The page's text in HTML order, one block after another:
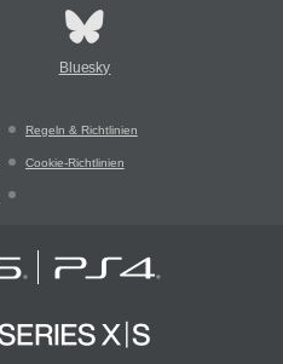
Bluesky
Regeln & Richtlinien
Cookie-Richtlinien